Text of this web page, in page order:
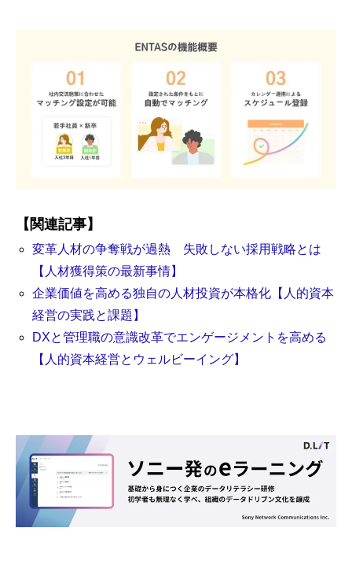
【関連記事】
変革人材の争奪戦が過熱 失敗しない採用戦略とは
【人材獲得策の最新事情】
企業価値を高める独自の人材投資が本格化【人的資本
経営の実践と課題】
DXと管理職の意識改革でエンゲージメントを高める
【人的資本経営とウェルビーイング】